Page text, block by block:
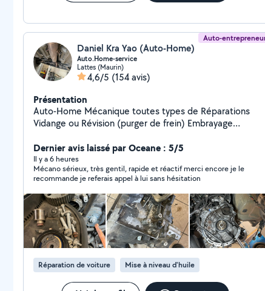
Auto-
Daniel Kra Yao (Auto-Home)
Auto.Home-service
Lattes (Maurin)
4,6/5 (154 avis)
Présentation
Auto-Home Mécanique toutes types de Réparations
Vidange ou Révision (purger de frein) Embrayage
optiques. Pour plus d'informations n'hésitez pas à me
contacter au : Nettoyages ou Lavage de voiture ( Avec
ou sans RDV) pour plus d'informations vous pouvez me
contacter
Dernier avis laissé par Oceane : 5/5
Il y a 6 heures
Mécano sérieux, très gentil, rapide et réactif merci encore je le
recommande je referais appel à lui sans hésitation
Réparation de voiture Mise à niveau d'huile